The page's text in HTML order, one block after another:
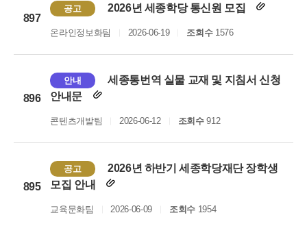
897
공고 2026년 세종학당 통신원 모집
온라인정보화팀 2026-06-19 조회수1576
896
안내
세종통번역 실물 교재 및 지침서 신청
안내문
콘텐츠개발팀 2026-06-12 조회수912
895
공고
2026년 하반기 세종학당재단 장학생
모집 안내
교육문화팀 2026-06-09 조회수1954